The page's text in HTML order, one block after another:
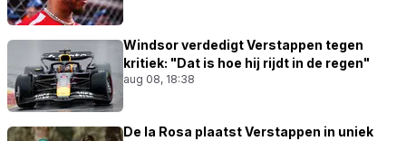
Windsor verdedigt Verstappen tegen
kritiek: "Dat is hoe hij rijdt in de regen"
aug 08, 18:38
De la Rosa plaatst Verstappen in uniek